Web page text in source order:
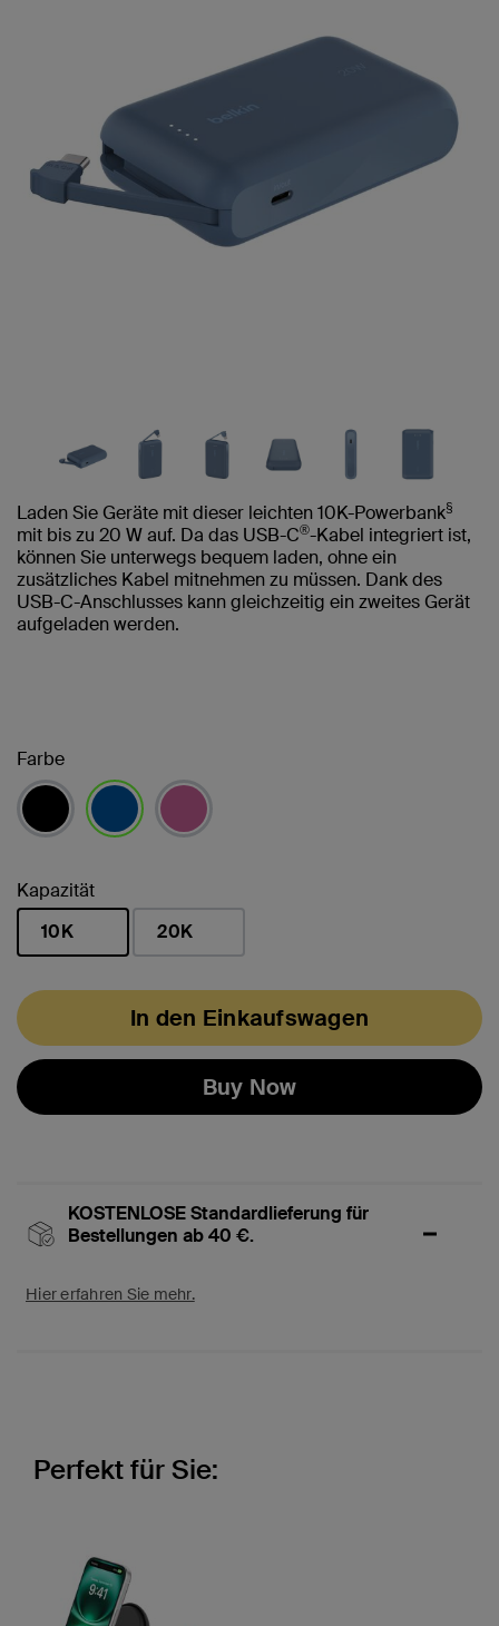
Laden Sie Geräte mit dieser leichten 10K-Powerbank§
mit bis zu 20 W auf. Da das USB-C®-Kabel integriert ist,
können Sie unterwegs bequem laden, ohne ein
zusätzliches Kabel mitnehmen zu müssen. Dank des
USB-C-Anschlusses kann gleichzeitig ein zweites Gerät
aufgeladen werden.
Farbe
Kapazität
10K
20K
In den Einkaufswagen
Buy Now
KOSTENLOSE Standardlieferung für
Bestellungen ab 40 €.
Hier erfahren Sie mehr.
Perfekt für Sie: